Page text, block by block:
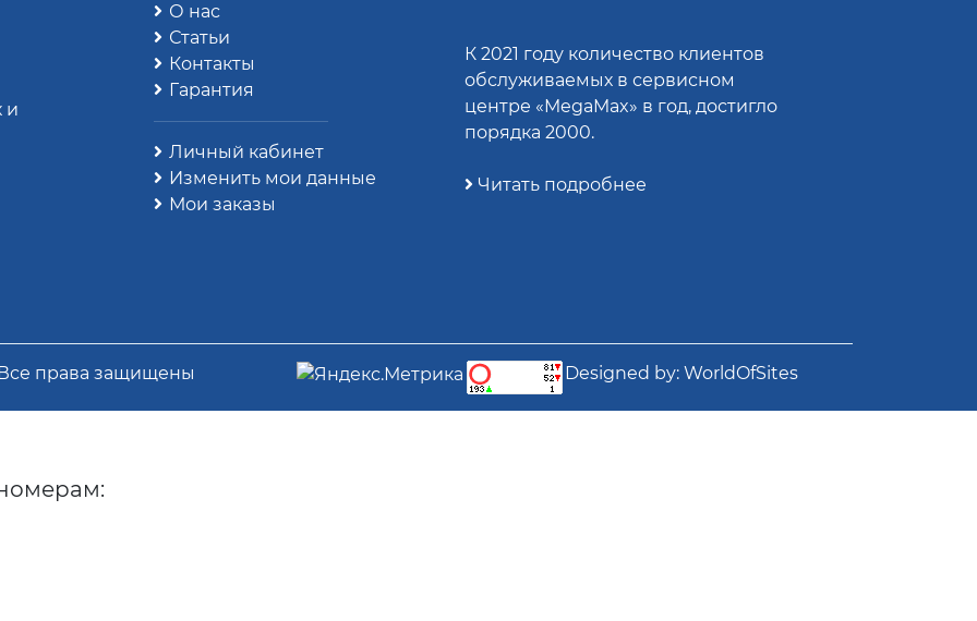
и
О нас
Статьи
Контакты
Гарантия
Личный кабинет
Изменить мои данные
Мои заказы
К 2021 году количество клиентов
обслуживаемых в сервисном
центре «MegaMax» в год, достигло
порядка 2000.
Читать подробнее
права защищены Designed by: WorldOfSites